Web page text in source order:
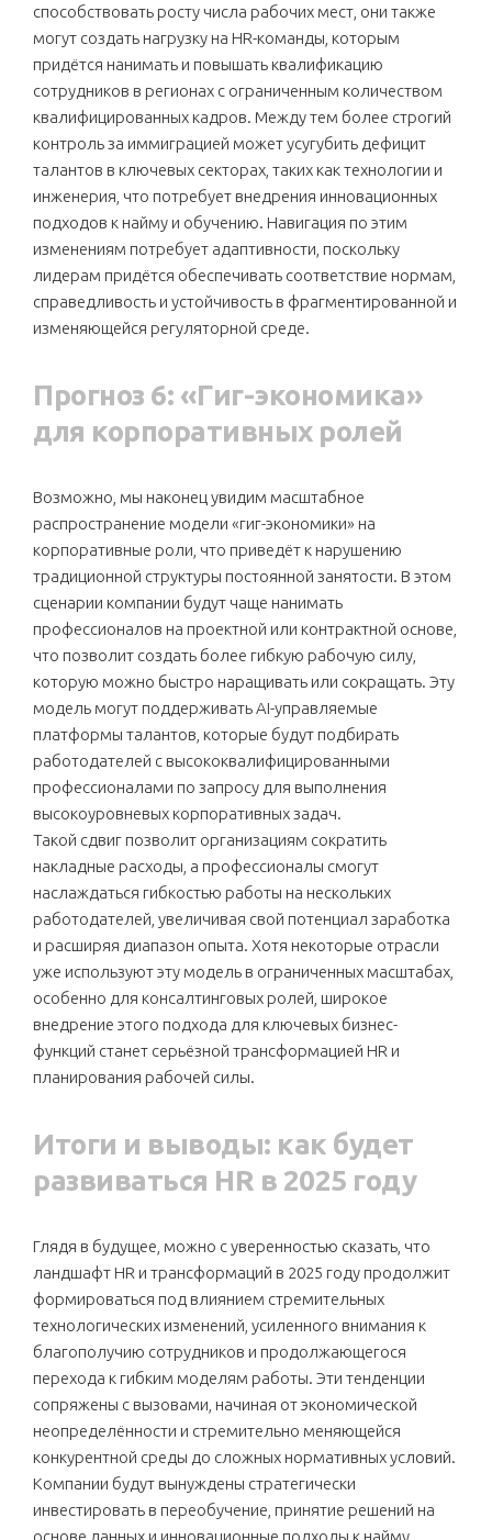
способствовать росту числа рабочих мест, они также
могут создать нагрузку на HR-команды, которым
придётся нанимать и повышать квалификацию
сотрудников в регионах с ограниченным количеством
квалифицированных кадров. Между тем более строгий
контроль за иммиграцией может усугубить дефицит
талантов в ключевых секторах, таких как технологии и
инженерия, что потребует внедрения инновационных
подходов к найму и обучению. Навигация по этим
изменениям потребует адаптивности, поскольку
лидерам придётся обеспечивать соответствие нормам,
справедливость и устойчивость в фрагментированной и
изменяющейся регуляторной среде.
Прогноз 6: «Гиг-экономика»
для корпоративных ролей
Возможно, мы наконец увидим масштабное
распространение модели «гиг-экономики» на
корпоративные роли, что приведёт к нарушению
традиционной структуры постоянной занятости. В этом
сценарии компании будут чаще нанимать
профессионалов на проектной или контрактной основе,
что позволит создать более гибкую рабочую силу,
которую можно быстро наращивать или сокращать. Эту
модель могут поддерживать AI-управляемые
платформы талантов, которые будут подбирать
работодателей с высококвалифицированными
профессионалами по запросу для выполнения
высокоуровневых корпоративных задач.
Такой сдвиг позволит организациям сократить
накладные расходы, а профессионалы смогут
наслаждаться гибкостью работы на нескольких
работодателей, увеличивая свой потенциал заработка
и расширяя диапазон опыта. Хотя некоторые отрасли
уже используют эту модель в ограниченных масштабах,
особенно для консалтинговых ролей, широкое
внедрение этого подхода для ключевых бизнес-
функций станет серьёзной трансформацией HR и
планирования рабочей силы.
Итоги и выводы: как будет
развиваться HR в 2025 году
Глядя в будущее, можно с уверенностью сказать, что
ландшафт HR и трансформаций в 2025 году продолжит
формироваться под влиянием стремительных
технологических изменений, усиленного внимания к
благополучию сотрудников и продолжающегося
перехода к гибким моделям работы. Эти тенденции
сопряжены с вызовами, начиная от экономической
неопределённости и стремительно меняющейся
конкурентной среды до сложных нормативных условий.
Компании будут вынуждены стратегически
инвестировать в переобучение, принятие решений на
основе данных и инновационные подходы к найму,